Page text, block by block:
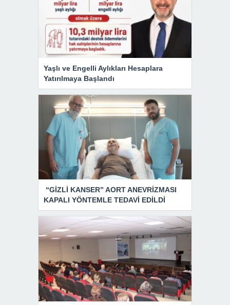
Yaşlı ve Engelli Aylıkları Hesaplara
Yatırılmaya Başlandı
“GİZLİ KANSER” AORT ANEVRİZMASI
KAPALI YÖNTEMLE TEDAVİ EDİLDİ